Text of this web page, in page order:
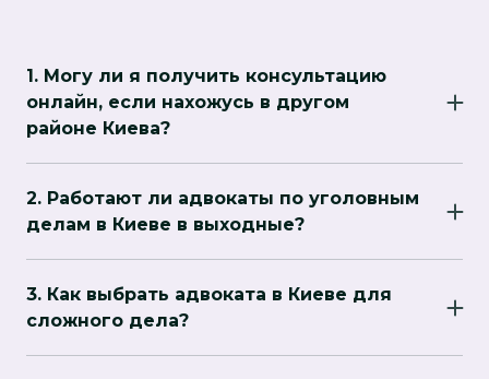
1. Могу ли я получить консультацию
онлайн, если нахожусь в другом
районе Киева?
другие платформы, что удобно для клиентов,
которые не могут встретиться лично.
2. Работают ли адвокаты по уголовным
делам в Киеве в выходные?
задержания или обыски. Необходимо заранее
договориться о условиях сотрудничества.
3. Как выбрать адвоката в Киеве для
сложного дела?